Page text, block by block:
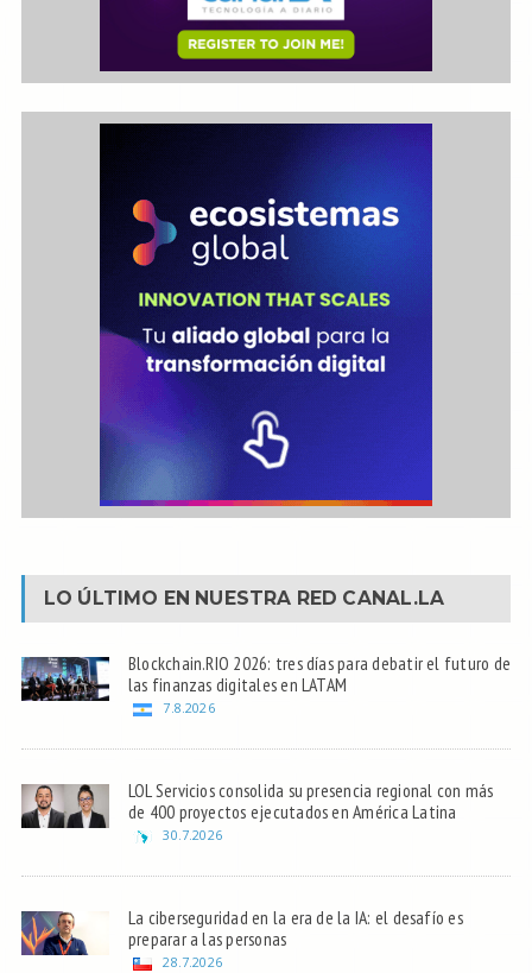
LO ÚLTIMO EN NUESTRA RED CANAL.LA
Blockchain.RIO 2026: tres días para debatir el futuro de
las finanzas digitales en LATAM
7.8.2026
LOL Servicios consolida su presencia regional con más
de 400 proyectos ejecutados en América Latina
30.7.2026
La ciberseguridad en la era de la IA: el desafío es
preparar a las personas
28.7.2026